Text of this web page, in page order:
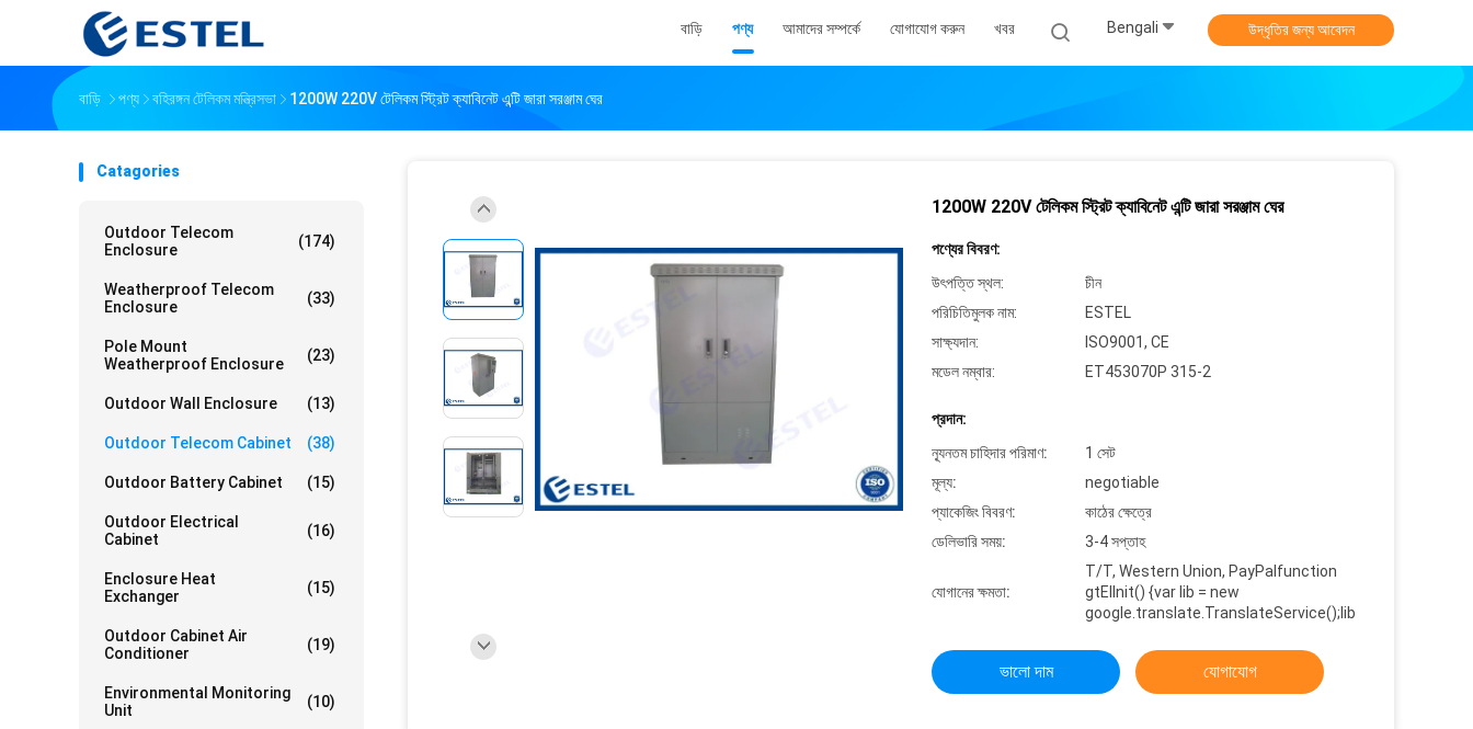
বাড়ি পণ্য আমাদের সম্পর্কে যোগাযোগ করুন খবর Bengali উদ্ধৃতির জন্য আবেদন
বাড়ি পণ্য বহিরঙ্গন টেলিকম মন্ত্রিসভা 1200W 220V টেলিকম স্ট্রিট ক্যাবিনেট এন্টি জারা সরঞ্জাম ঘের
Catagories
Outdoor Telecom
Enclosure
(174)
Weatherproof Telecom
Enclosure
(33)
Pole Mount
Weatherproof Enclosure
(23)
Outdoor Wall Enclosure (13)
Outdoor Telecom Cabinet (38)
Outdoor Battery Cabinet (15)
Outdoor Electrical
Cabinet
(16)
Enclosure Heat
Exchanger
(15)
Outdoor Cabinet Air
Conditioner
(19)
Environmental Monitoring
Unit
(10)
1200W 220V টেলিকম স্ট্রিট ক্যাবিনেট এন্টি জারা সরঞ্জাম ঘের
পণ্যের বিবরণ:
উৎপত্তি স্থল:
চীন
পরিচিতিমুলক নাম:
ESTEL
সাক্ষ্যদান:
ISO9001, CE
মডেল নম্বার:
ET453070P 315-2
প্রদান:
ন্যূনতম চাহিদার পরিমাণ:
1 সেট
মূল্য:
negotiable
প্যাকেজিং বিবরণ:
কাঠের ক্ষেত্রে
ডেলিভারি সময়:
3-4 সপ্তাহ
যোগানের ক্ষমতা:
T/T, Western Union, PayPalfunction
gtElInit() {var lib = new
google.translate.TranslateService();lib
ভালো দাম যোগাযোগ